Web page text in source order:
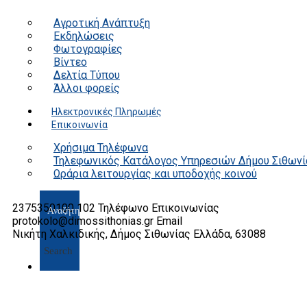
Αγροτική Ανάπτυξη
Εκδηλώσεις
Φωτογραφίες
Βίντεο
Δελτία Τύπου
Άλλοι φορείς
Ηλεκτρονικές Πληρωμές
Επικοινωνία
Χρήσιμα Τηλέφωνα
Τηλεφωνικός Κατάλογος Υπηρεσιών Δήμου
Ωράρια λειτουργίας και υποδοχής κοινού
Search
2375350100 102 Τηλέφωνο Επικοινωνίας
protokolo@dimossithonias.gr Email
Νικήτη Χαλκιδικής, Δήμος Σιθωνίας Ελλάδα, 63088